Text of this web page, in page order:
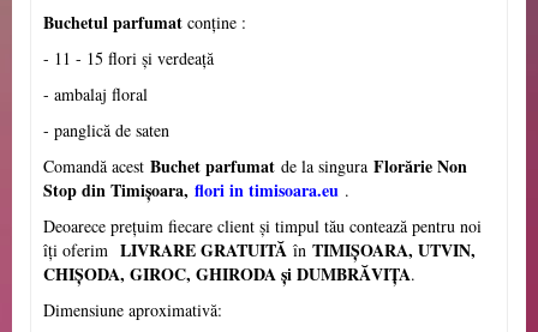
Buchetul parfumat conține :
- 11 - 15 flori și verdeață
- ambalaj floral
- panglică de saten
Comandă acest Buchet parfumat de la singura Florărie Non
Stop din Timișoara, flori in timisoara.eu .
Deoarece prețuim fiecare client și timpul tău contează pentru noi
îți oferim LIVRARE GRATUITĂ în TIMIȘOARA, UTVIN,
CHIȘODA, GIROC, GHIRODA și DUMBRĂVIŢA.
Dimensiune aproximativă: